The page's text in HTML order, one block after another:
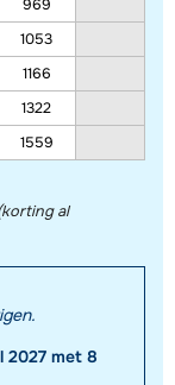
969
1053
1166
1322
1559
al
2027 met 8